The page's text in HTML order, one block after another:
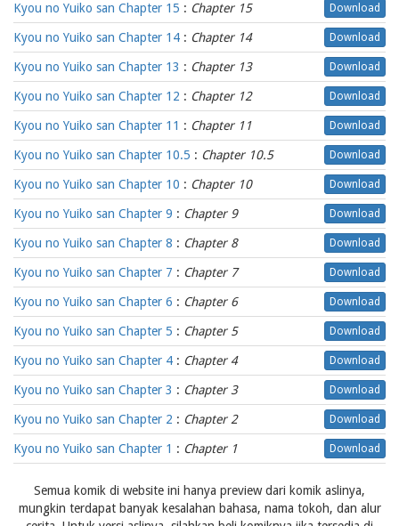
Kyou no Yuiko san Chapter 15 : Chapter 15 Download
Kyou no Yuiko san Chapter 14 : Chapter 14 Download
Kyou no Yuiko san Chapter 13 : Chapter 13 Download
Kyou no Yuiko san Chapter 12 : Chapter 12 Download
Kyou no Yuiko san Chapter 11 : Chapter 11 Download
Kyou no Yuiko san Chapter 10.5 : Chapter 10.5 Download
Kyou no Yuiko san Chapter 10 : Chapter 10 Download
Kyou no Yuiko san Chapter 9 : Chapter 9 Download
Kyou no Yuiko san Chapter 8 : Chapter 8 Download
Kyou no Yuiko san Chapter 7 : Chapter 7 Download
Kyou no Yuiko san Chapter 6 : Chapter 6 Download
Kyou no Yuiko san Chapter 5 : Chapter 5 Download
Kyou no Yuiko san Chapter 4 : Chapter 4 Download
Kyou no Yuiko san Chapter 3 : Chapter 3 Download
Kyou no Yuiko san Chapter 2 : Chapter 2 Download
Kyou no Yuiko san Chapter 1 : Chapter 1 Download
Semua komik di website ini hanya preview dari komik aslinya,
mungkin terdapat banyak kesalahan bahasa, nama tokoh, dan alur